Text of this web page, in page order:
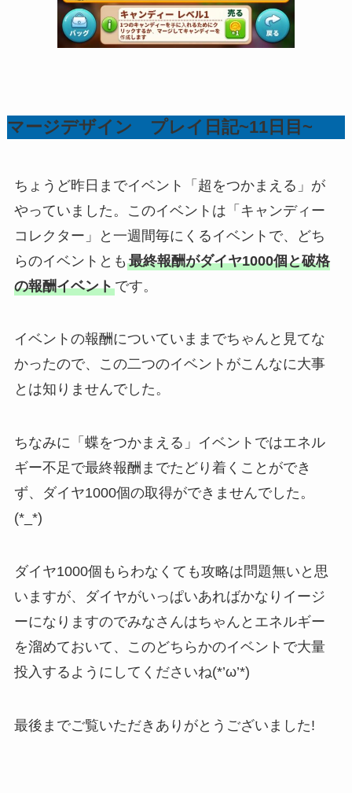
マージデザイン プレイ日記~11日目~
ちょうど昨日までイベント「超をつかまえる」が
やっていました。このイベントは「キャンディー
コレクター」と一週間毎にくるイベントで、どち
らのイベントとも 最終報酬がダイヤ1000個と破格
の報酬イベントです。
イベントの報酬についていままでちゃんと見てな
かったので、この二つのイベントがこんなに大事
とは知りませんでした。
ちなみに「蝶をつかまえる」イベントではエネル
ギー不足で最終報酬までたどり着くことができ
ず、ダイヤ1000個の取得ができませんでした。
(*_*)
ダイヤ1000個もらわなくても攻略は問題無いと思
いますが、ダイヤがいっぱいあればかなりイージ
ーになりますのでみなさんはちゃんとエネルギー
を溜めておいて、このどちらかのイベントで大量
投入するようにしてくださいね(*’ω’*)
最後までご覧いただきありがとうございました!